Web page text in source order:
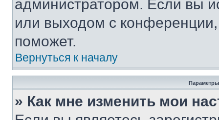
администратором. Если вы
или выходом с
поможет.
Вернуться к началу
Параметры
» Как мне изменить мои